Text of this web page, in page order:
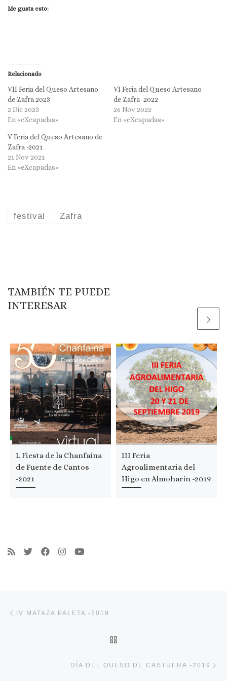
Me gusta esto:
Relacionado
VII Feria del Queso Artesano
de Zafra 2023
2 Dic 2023
En «eXcapadas»
VI Feria del Queso Artesano
de Zafra -2022
26 Nov 2022
En «eXcapadas»
V Feria del Queso Artesano de
Zafra -2021
21 Nov 2021
En «eXcapadas»
festival Zafra
TAMBIÉN TE PUEDE
INTERESAR
L Fiesta de la Chanfaina
de Fuente de Cantos
-2021
III Feria
Agroalimentaria del
Higo en Almoharín -2019
IV MATAZA PALETA -2019
DÍA DEL QUESO DE CASTUERA -2019